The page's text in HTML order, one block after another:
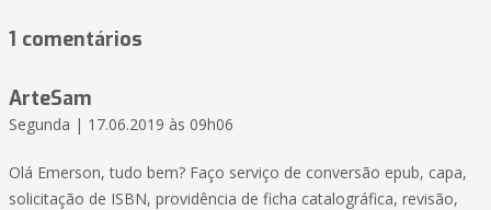
1 comentários
ArteSam
Segunda | 17.06.2019 às 09h06
Olá Emerson, tudo bem? Faço serviço de conversão epub, capa,
solicitação de ISBN, providência de ficha catalográfica, revisão,